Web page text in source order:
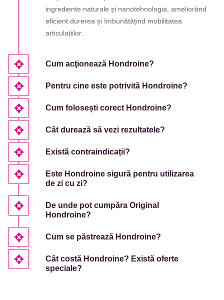
ingrediente naturale și nanotehnologia, ameliorând
eficient durerea și îmbunătățind mobilitatea
articulațiilor.
Cum acţionează Hondroine?
Pentru cine este potrivită Hondroine?
Cum folosești corect Hondroine?
Cât durează să vezi rezultatele?
Există contraindicații?
Este Hondroine sigură pentru utilizarea
de zi cu zi?
De unde pot cumpăra Original
Hondroine?
Cum se păstrează Hondroine?
Cât costă Hondroine? Există oferte
speciale?